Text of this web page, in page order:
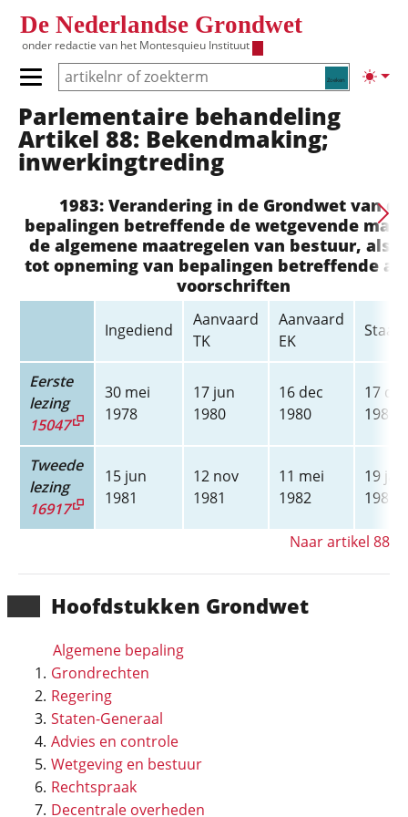
De Nederlandse Grondwet
onder redactie van het Montesquieu Instituut
Zoeken
Primair menu tonen/verbergen
Hoofdnavigatie
Hoofd­stukken Grondwet
Algemene bepaling
Grondrechten
Regering
Staten-Generaal
Advies en controle
Wetgeving en bestuur
Rechtspraak
Decentrale overheden
Parlementaire behandeling
Artikel 88: Bekendmaking;
inwerkingtreding
1983: Verandering in de Grondwet van de
bepalingen betreffende de wetgevende
de algemene maatregelen van bestuur,
tot opneming van bepalingen betreffende
voorschriften
Ingediend
Aanvaard
TK
Aanvaard
EK
Eerste
lezing
15047
30 mei
1978
17 jun
1980
16 dec
1980
17 dec
1980
Tweede
lezing
16917
15 jun
1981
12 nov
1981
11 mei
1982
19 jan
1983
Naar artikel 88